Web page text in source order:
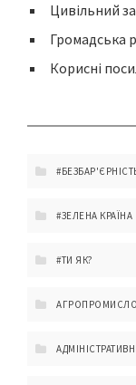
Цивільний
Громадська
Корисні
#ЗЕЛЕНА КРАЇНА
#ТИ ЯК?